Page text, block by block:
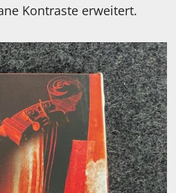
Kontraste erweitert.